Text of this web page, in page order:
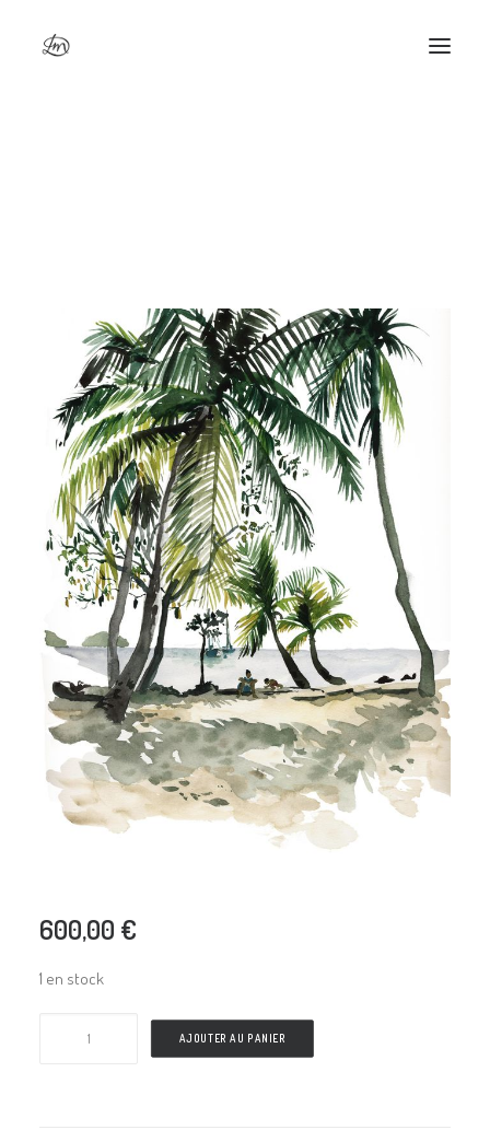
600,00 €
1 en stock
AJOUTER AU PANIER